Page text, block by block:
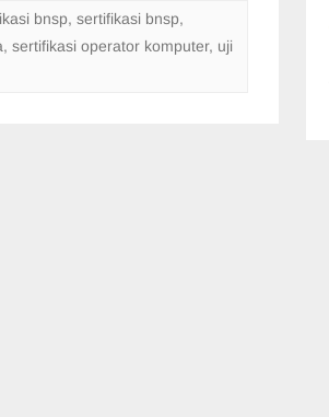
bnsp, sertifikasi bnsp,
, sertifikasi operator komputer, uji